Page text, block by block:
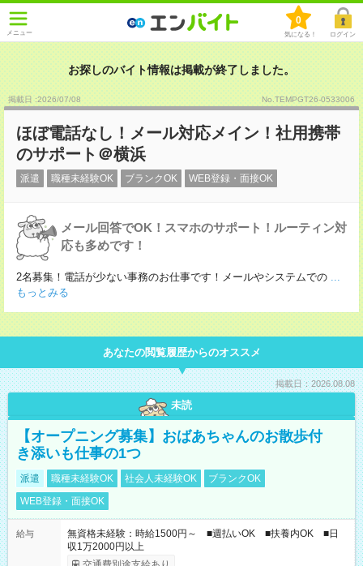
メニュー
0
気になる！ ログイン
お探しのバイト情報は掲載が終了しました。
掲載日 :2026/07/08 No.TEMPGT26-0533006
ほぼ電話なし！メール対応メイン！社用携帯
のサポート＠横浜
派遣 職種未経験OK ブランクOK WEB登録・面接OK
メール回答でOK！スマホのサポート！ルーティン対
応も多めです！
2名募集！電話が少ない事務のお仕事です！メールやシステムでの ...
もっとみる
あなたの閲覧履歴からのオススメ
掲載日：2026.08.08
未読
【オープニング募集】おばあちゃんのお散歩付
き添いも仕事の1つ
派遣 職種未経験OK 社会人未経験OK
ブランクOK
WEB登録・面接OK
給与
無資格未経験：時給1500円～ ■週払いOK ■扶養内OK ■日
収1万2000円以上